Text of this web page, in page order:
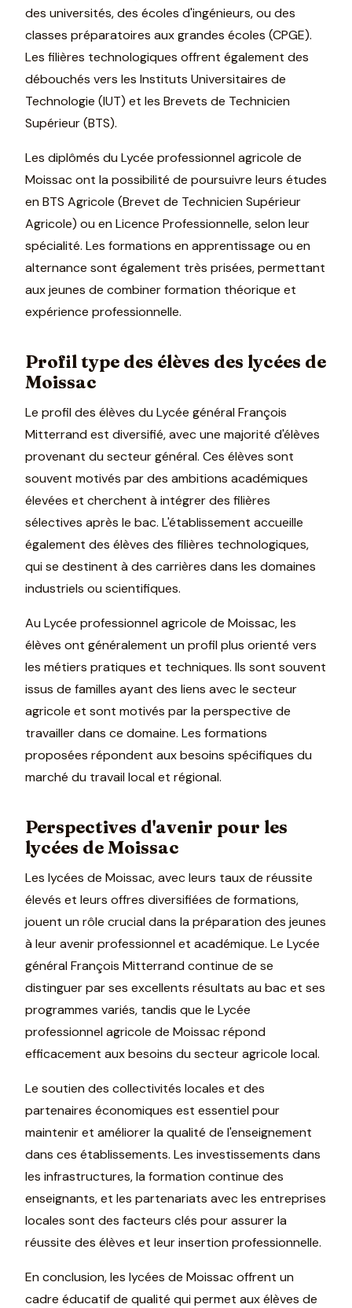
des universités, des écoles d'ingénieurs, ou des
classes préparatoires aux grandes écoles (CPGE).
Les filières technologiques offrent également des
débouchés vers les Instituts Universitaires de
Technologie (IUT) et les Brevets de Technicien
Supérieur (BTS).
Les diplômés du Lycée professionnel agricole de
Moissac ont la possibilité de poursuivre leurs études
en BTS Agricole (Brevet de Technicien Supérieur
Agricole) ou en Licence Professionnelle, selon leur
spécialité. Les formations en apprentissage ou en
alternance sont également très prisées, permettant
aux jeunes de combiner formation théorique et
expérience professionnelle.
Profil type des élèves des lycées de
Moissac
Le profil des élèves du Lycée général François
Mitterrand est diversifié, avec une majorité d'élèves
provenant du secteur général. Ces élèves sont
souvent motivés par des ambitions académiques
élevées et cherchent à intégrer des filières
sélectives après le bac. L'établissement accueille
également des élèves des filières technologiques,
qui se destinent à des carrières dans les domaines
industriels ou scientifiques.
Au Lycée professionnel agricole de Moissac, les
élèves ont généralement un profil plus orienté vers
les métiers pratiques et techniques. Ils sont souvent
issus de familles ayant des liens avec le secteur
agricole et sont motivés par la perspective de
travailler dans ce domaine. Les formations
proposées répondent aux besoins spécifiques du
marché du travail local et régional.
Perspectives d'avenir pour les
lycées de Moissac
Les lycées de Moissac, avec leurs taux de réussite
élevés et leurs offres diversifiées de formations,
jouent un rôle crucial dans la préparation des jeunes
à leur avenir professionnel et académique. Le Lycée
général François Mitterrand continue de se
distinguer par ses excellents résultats au bac et ses
programmes variés, tandis que le Lycée
professionnel agricole de Moissac répond
efficacement aux besoins du secteur agricole local.
Le soutien des collectivités locales et des
partenaires économiques est essentiel pour
maintenir et améliorer la qualité de l'enseignement
dans ces établissements. Les investissements dans
les infrastructures, la formation continue des
enseignants, et les partenariats avec les entreprises
locales sont des facteurs clés pour assurer la
réussite des élèves et leur insertion professionnelle.
En conclusion, les lycées de Moissac offrent un
cadre éducatif de qualité qui permet aux élèves de